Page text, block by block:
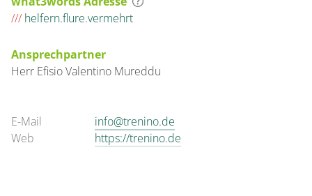
/// helfern.flure.vermehrt
Ansprechpartner
Herr Efisio Valentino Mureddu
E-Mail
info@trenino.de
Web
https://trenino.de